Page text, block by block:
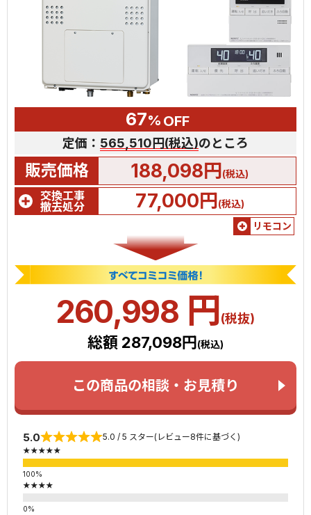
67% OFF
定価： 565,510円(税込)のところ
販売価格 188,098円(税込)
交換工事
撤去処分
77,000円(税込)
リモコン
260,998 円(税抜)
総額 287,098円 (税込)
この商品の相談・お見積り
5.0 5.0 / 5 スター(レビュー8件に基づく)
★★★★★
★★★★